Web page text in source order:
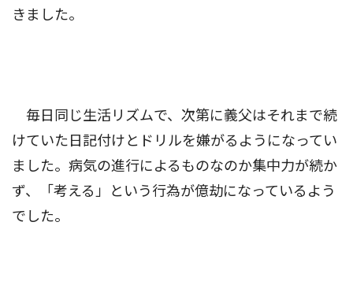
きました。
毎日同じ生活リズムで、次第に義父はそれまで続
けていた日記付けとドリルを嫌がるようになってい
ました。病気の進行によるものなのか集中力が続か
ず、「考える」という行為が億劫になっているよう
でした。